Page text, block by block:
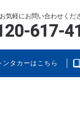
気軽にお問い合わせくだ
ンタカーはこちら